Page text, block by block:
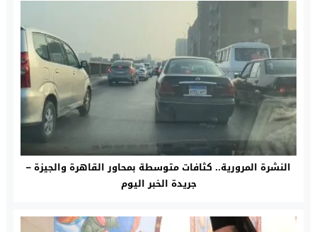
النشرة المرورية.. كثافات متوسطة بمحاور القاهرة والجيزة –
جريدة الخبر اليوم